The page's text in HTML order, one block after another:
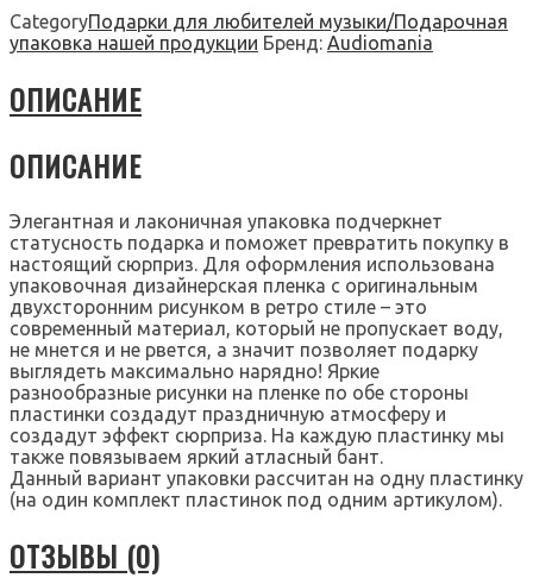
CategoryПодарки для любителей музыки/Подарочная
упаковка нашей продукции Бренд: Audiomania
ОПИСАНИЕ
ОПИСАНИЕ
Элегантная и лаконичная упаковка подчеркнет
статусность подарка и поможет превратить покупку в
настоящий сюрприз. Для оформления использована
упаковочная дизайнерская пленка с оригинальным
двухсторонним рисунком в ретро стиле – это
современный материал, который не пропускает воду,
не мнется и не рвется, а значит позволяет подарку
выглядеть максимально нарядно! Яркие
разнообразные рисунки на пленке по обе стороны
пластинки создадут праздничную атмосферу и
создадут эффект сюрприза. На каждую пластинку мы
также повязываем яркий атласный бант.
Данный вариант упаковки рассчитан на одну пластинку
(на один комплект пластинок под одним артикулом).
ОТЗЫВЫ (0)